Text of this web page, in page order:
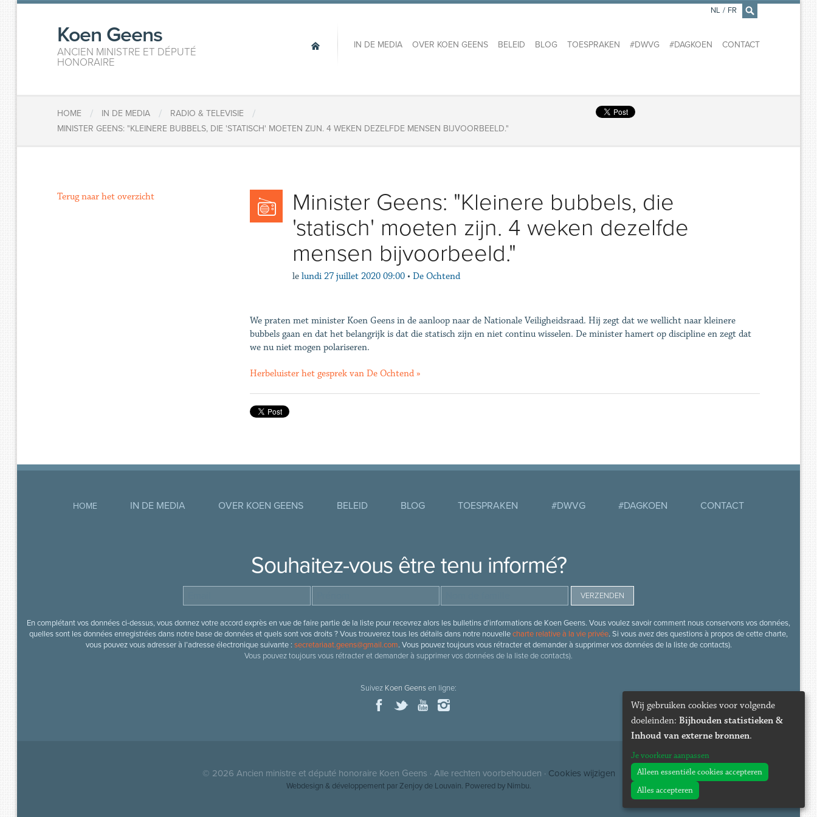
×
Koen Geens
ANCIEN MINISTRE ET DÉPUTÉ
HONORAIRE
IN DE MEDIA OVER KOEN GEENS BELEID BLOG TOESPRAKEN #DWVG #DAGKOEN CONTACT
NL / FR
HOME / IN DE MEDIA / RADIO & TELEVISIE /
MINISTER GEENS: "KLEINERE BUBBELS, DIE 'STATISCH' MOETEN ZIJN. 4 WEKEN DEZELFDE MENSEN BIJVOORBEELD."
Minister Geens: "Kleinere bubbels, die
'statisch' moeten zijn. 4 weken dezelfde
mensen bijvoorbeeld."
le lundi 27 juillet 2020 09:00 • De Ochtend
We praten met minister Koen Geens in de aanloop naar de Nationale Veiligheidsraad. Hij zegt dat we wellicht naar kleinere
bubbels gaan en dat het belangrijk is dat die statisch zijn en niet continu wisselen. De minister hamert op discipline en zegt dat
we nu niet mogen polariseren.
Herbeluister het gesprek van De Ochtend »
Terug naar het overzicht
HOME IN DE MEDIA OVER KOEN GEENS BELEID BLOG TOESPRAKEN #DWVG #DAGKOEN CONTACT
Souhaitez-vous être tenu informé?
En complétant vos données ci-dessus, vous donnez votre accord exprès en vue de faire partie de la liste pour recevrez alors les bulletins d’informations de Koen Geens. Vous voulez savoir comment nous conservons vos données,
quelles sont les données enregistrées dans notre base de données et quels sont vos droits ? Vous trouverez tous les détails dans notre nouvellecharte relative à la vie privée. Si vous avez des questions à propos de cette charte,
vous pouvez vous adresser à l’adresse électronique suivante : secretariaat.geens@gmail.com. Vous pouvez toujours vous rétracter et demander à supprimer vos données de la liste de contacts).
Vous pouvez toujours vous rétracter et demander à supprimer vos données de la liste de contacts).
Suivez Koen Geensen ligne:
© 2026 Ancien ministre et député honoraire Koen Geens · Alle rechten voorbehouden · Cookies wijzigen
Webdesign & développement par Zenjoy de Louvain. Powered by Nimbu.
Wij gebruiken cookies voor volgende
doeleinden: Bijhouden statistieken &
Inhoud van externe bronnen.
Je voorkeur aanpassen
Alleen essentiële cookies accepteren
Alles accepteren